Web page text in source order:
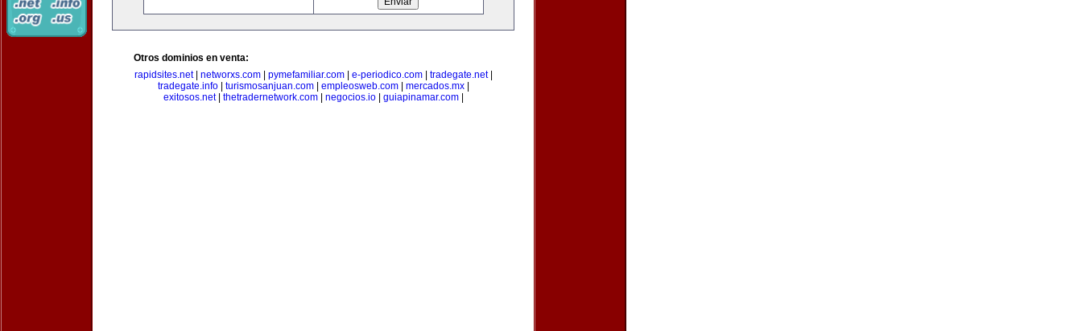
Otros dominios en venta:
rapidsites.net| networxs.com| pymefamiliar.com| e-periodico.com| tradegate.net|
tradegate.info| turismosanjuan.com| empleosweb.com| mercados.mx|
exitosos.net| thetradernetwork.com| negocios.io| guiapinamar.com|